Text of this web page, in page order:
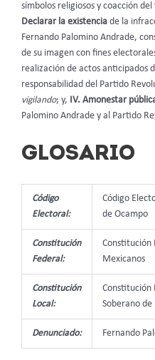
símbolos religiosos y coacción
Declarar la existencia de la
Fernando Palomino Andrade,
de su imagen con fines
realización de actos anticipados
responsabilidad del Partido
vigilando; y, IV. Amonestar
Palomino Andrade y al Partido
GLOSARIO
Código
Electoral:
Código
de Ocampo
Constitución
Federal:
Constitución
Mexicanos
Constitución
Local:
Constitución
Soberano
Denunciado: Fernando